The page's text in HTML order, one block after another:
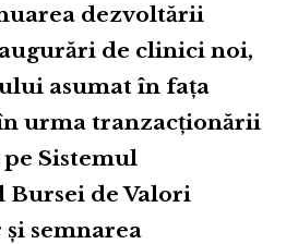
dezvoltării
de clinici noi,
asumat în fața
urma tranzacționării
Sistemul
de Valori
semnarea